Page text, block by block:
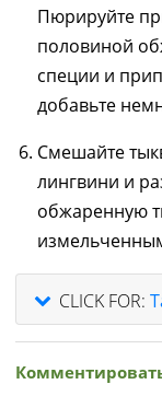
Пюрируйте
половиной
специи и
добавьте
Смешайте
лингвини и
обжаренную
CLICK FOR: